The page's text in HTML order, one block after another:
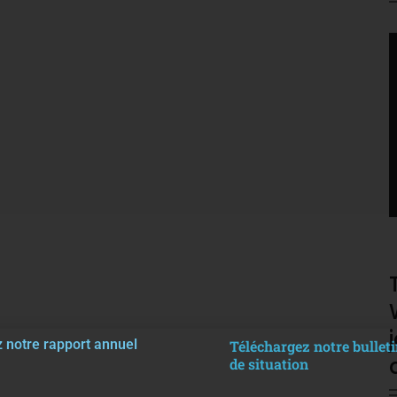
notre rapport annuel
Téléchargez notre
de situation